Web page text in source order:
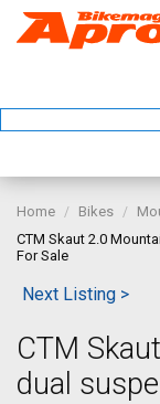
Home Bikes
CTM Skaut 2.0
For Sale
Next Listing >
CTM
dual